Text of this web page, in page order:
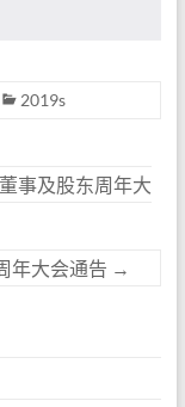
2019s
事及股东周年大
年大会通告 →